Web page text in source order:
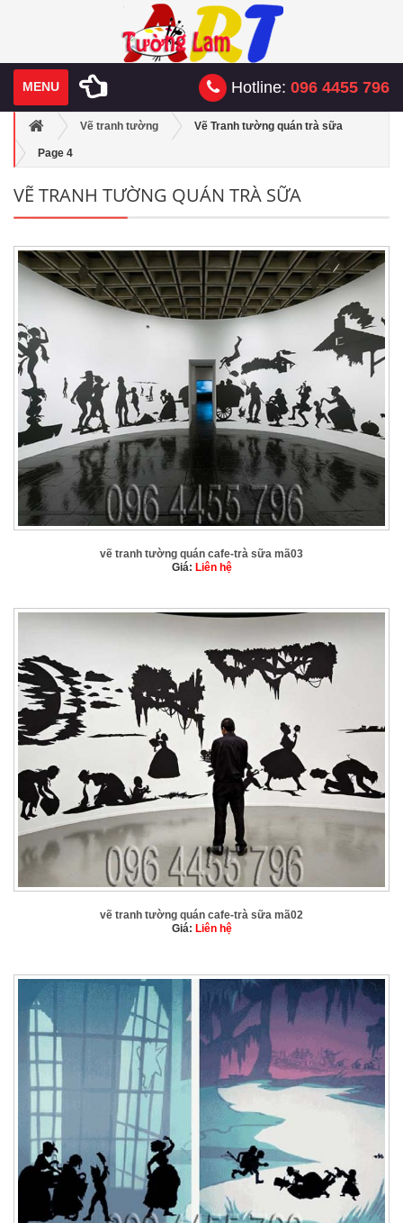
MENU Hotline: 096 4455 796
Vẽ tranh tường Vẽ Tranh tường quán trà sữa
Page 4
VẼ TRANH TƯỜNG QUÁN TRÀ SỮA
vẽ tranh tường quán cafe-trà sữa mã03
Giá: Liên hệ
vẽ tranh tường quán cafe-trà sữa mã02
Giá: Liên hệ